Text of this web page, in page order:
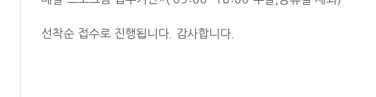
선착순 접수로 진행됩니다. 감사합니다.